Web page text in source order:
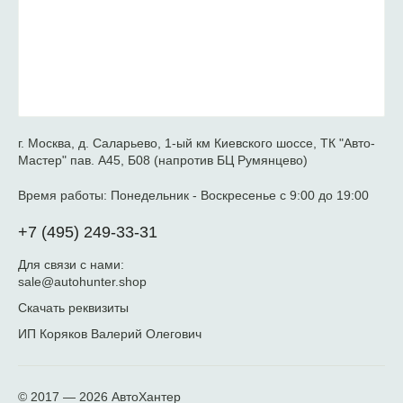
г. Москва, д. Саларьево, 1-ый км Киевского шоссе, ТК "Авто-
Мастер" пав. А45, Б08 (напротив БЦ Румянцево)
Время работы: Понедельник - Воскресенье с 9:00 до 19:00
+7 (495) 249-33-31
Для связи с нами:
sale@autohunter.shop
Скачать реквизиты
ИП Коряков Валерий Олегович
© 2017 — 2026 АвтоХантер